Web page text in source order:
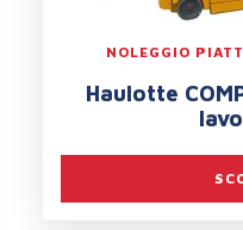
NOLEGGIO
Haulotte